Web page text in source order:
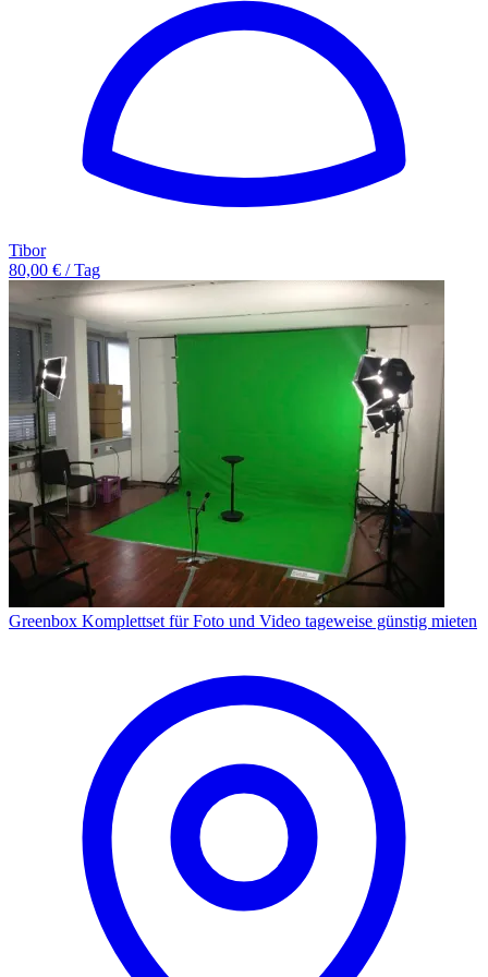
Tibor
80,00 € / Tag
Greenbox Komplettset für Foto und Video tageweise günstig mieten